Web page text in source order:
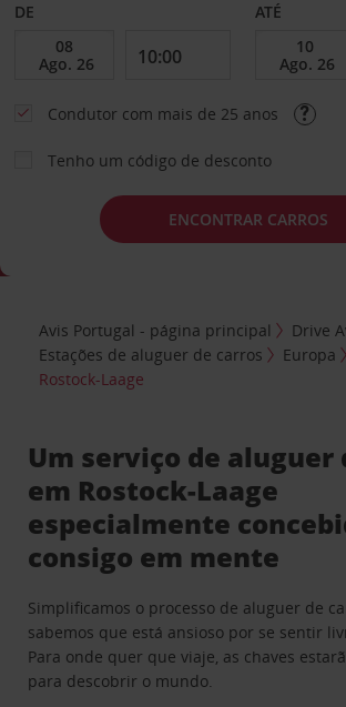
DE ATÉ
Condutor com mais de 25 anos
Tenho um código de desconto
ENCONTRAR CARROS
Avis Portugal - página principal
Drive
Estações de aluguer de carros
Europa
Rostock-Laage
Um serviço de aluguer
em Rostock-Laage
especialmente
consigo em mente
Simplificamos o processo de aluguer de
sabemos que está ansioso por se sentir
Para onde quer que viaje, as chaves
para descobrir o mundo.